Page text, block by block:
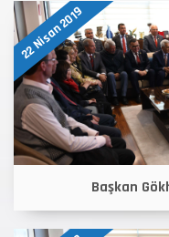
22 Nisan 2019
Başkan